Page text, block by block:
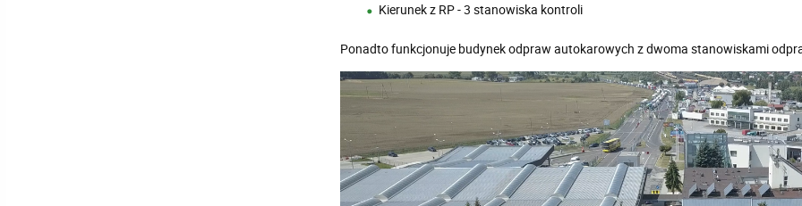
Kierunek z RP - 3 stanowiska kontroli
Ponadto funkcjonuje budynek odpraw autokarowych z dwoma stanowiskami